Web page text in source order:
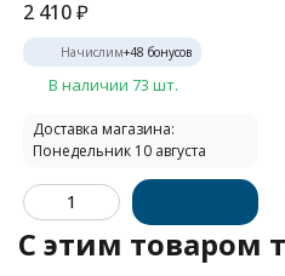
2 410₽
Начислим+48 бонусов
В наличии 73 шт.
Доставка магазина:
Понедельник 10 августа
C этим товаром